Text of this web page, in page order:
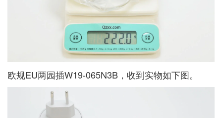
欧规EU两园插W19-065N3B，收到实物如下图。